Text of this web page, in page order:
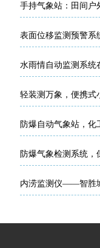
表面位移监测预警系
水雨情自动监测系统
防爆气象检测系统
内涝监测仪——智胜